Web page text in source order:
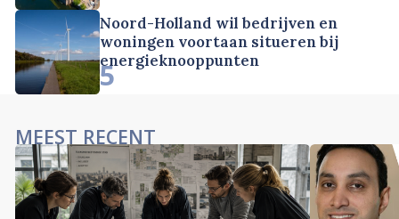
Noord-Holland wil bedrijven en
woningen voortaan situeren bij
energieknooppunten
5
MEEST RECENT